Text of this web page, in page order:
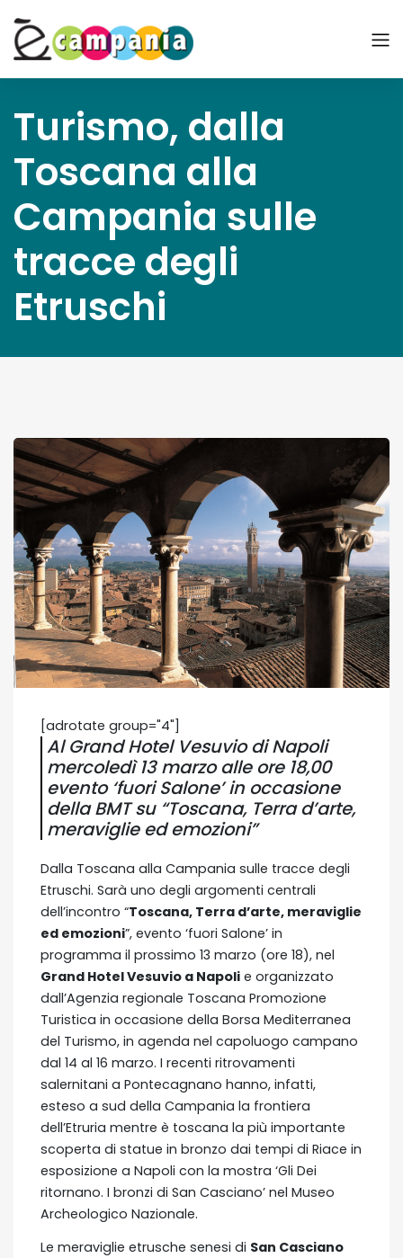
Turismo, dalla
Toscana alla
Campania sulle
tracce degli
Etruschi
[adrotate group="4"]
Al Grand Hotel Vesuvio di Napoli
mercoledì 13 marzo alle ore 18,00
evento ‘fuori Salone’ in occasione
della BMT su “Toscana, Terra d’arte,
meraviglie ed emozioni”
Dalla Toscana alla Campania sulle tracce degli
Etruschi. Sarà uno degli argomenti centrali
dell’incontro “Toscana, Terra d’arte, meraviglie
ed emozioni”, evento ‘fuori Salone’ in
programma il prossimo 13 marzo (ore 18), nel
Grand Hotel Vesuvio a Napoli e organizzato
dall’Agenzia regionale Toscana Promozione
Turistica in occasione della Borsa Mediterranea
del Turismo, in agenda nel capoluogo campano
dal 14 al 16 marzo. I recenti ritrovamenti
salernitani a Pontecagnano hanno, infatti,
esteso a sud della Campania la frontiera
dell’Etruria mentre è toscana la più importante
scoperta di statue in bronzo dai tempi di Riace in
esposizione a Napoli con la mostra ‘Gli Dei
ritornano. I bronzi di San Casciano’ nel Museo
Archeologico Nazionale.
Le meraviglie etrusche senesi di San Casciano